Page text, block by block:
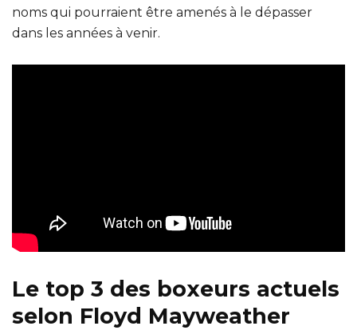
noms qui pourraient être amenés à le dépasser
dans les années à venir.
Le top 3 des boxeurs actuels
selon Floyd Mayweather